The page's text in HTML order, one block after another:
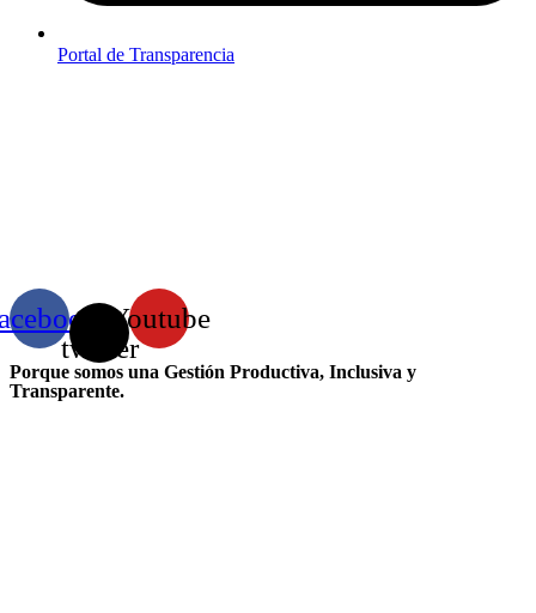
Portal de Transparencia
X-
twitter
Youtube
Porque somos una Gestión Productiva, Inclusiva y
Transparente.